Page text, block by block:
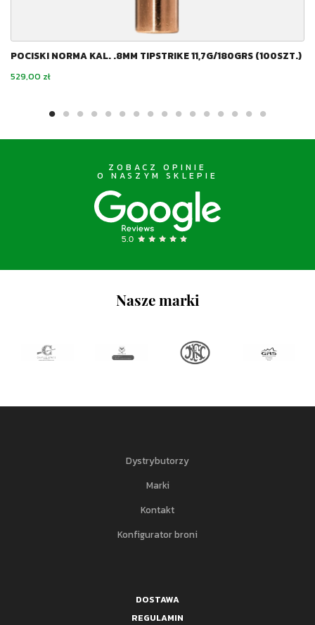
POCISKI NORMA KAL. .8MM TIPSTRIKE 11,7G/180GRS (100SZT.)
Cena
529,00 zł
ZOBACZ OPINIE
O NASZYM SKLEPIE
Nasze marki
Dystrybutorzy
Marki
Kontakt
Konfigurator broni
DOSTAWA
REGULAMIN